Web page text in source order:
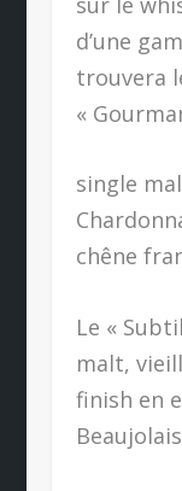
d’une
trouvera
«
single
chêne
Le «
malt,
finish en